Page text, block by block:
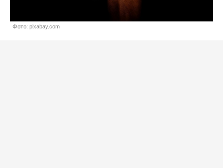
Фото: pixabay.com